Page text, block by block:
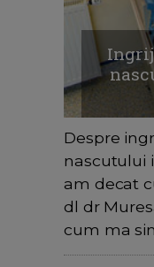
Despre
nascutului
am decat
dl dr
cum ma